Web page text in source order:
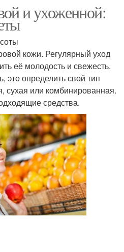
и ухоженной:
кожи. Регулярный уход
её молодость и свежесть.
это определить свой тип
сухая или комбинированная.
средства.